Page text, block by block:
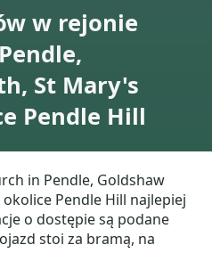
w rejonie
St Mary's
Pendle Hill
in Pendle, Goldshaw
Pendle Hill najlepiej
o dostępie są podane
stoi za bramą, na